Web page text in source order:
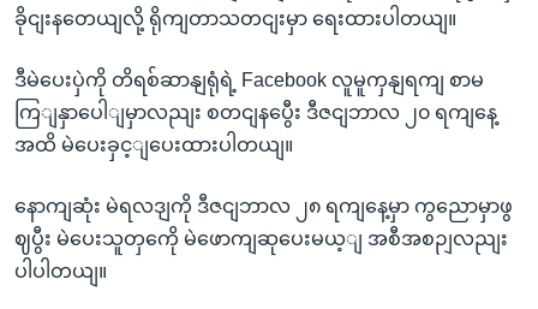
ခိုငျးနတေယျလို့ ရိုကျတာသတငျးမှာ ရေးထားပါတယျ။
ဒီမဲပေးပှဲကို တိရစ်ဆာနျရုံရဲ့ Facebook လူမူကှနျရကျ စာမ
ကြျနှာပေါျမှာလညျး စတငျနပွေီး ဒီဇငျဘာလ ၂၀ ရကျနေ့
အထိ မဲပေးခှင့ျပေးထားပါတယျ။
နောကျဆုံး မဲရလဒျကို ဒီဇငျဘာလ ၂၈ ရကျနေ့မှာ ကွညောမှာဖွ
ဈပွီး မဲပေးသူတှကေို မဲဖောကျဆုပေးမယ့ျ အစီအစဉျလညျး
ပါပါတယျ။